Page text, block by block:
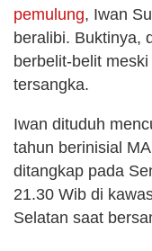
pemulung, Iwan
beralibi. Buktinya,
berbelit-belit
tersangka.
Iwan dituduh
tahun berinisial
ditangkap pada
21.30 Wib di
Selatan saat